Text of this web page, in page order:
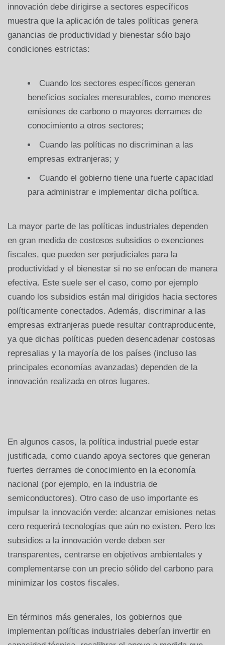
innovación debe dirigirse a sectores específicos
muestra que la aplicación de tales políticas genera
ganancias de productividad y bienestar sólo bajo
condiciones estrictas:
Cuando los sectores específicos generan
beneficios sociales mensurables, como menores
emisiones de carbono o mayores derrames de
conocimiento a otros sectores;
Cuando las políticas no discriminan a las
empresas extranjeras; y
Cuando el gobierno tiene una fuerte capacidad
para administrar e implementar dicha política.
La mayor parte de las políticas industriales dependen
en gran medida de costosos subsidios o exenciones
fiscales, que pueden ser perjudiciales para la
productividad y el bienestar si no se enfocan de manera
efectiva. Este suele ser el caso, como por ejemplo
cuando los subsidios están mal dirigidos hacia sectores
políticamente conectados. Además, discriminar a las
empresas extranjeras puede resultar contraproducente,
ya que dichas políticas pueden desencadenar costosas
represalias y la mayoría de los países (incluso las
principales economías avanzadas) dependen de la
innovación realizada en otros lugares.
En algunos casos, la política industrial puede estar
justificada, como cuando apoya sectores que generan
fuertes derrames de conocimiento en la economía
nacional (por ejemplo, en la industria de
semiconductores). Otro caso de uso importante es
impulsar la innovación verde: alcanzar emisiones netas
cero requerirá tecnologías que aún no existen. Pero los
subsidios a la innovación verde deben ser
transparentes, centrarse en objetivos ambientales y
complementarse con un precio sólido del carbono para
minimizar los costos fiscales.
En términos más generales, los gobiernos que
implementan políticas industriales deberían invertir en